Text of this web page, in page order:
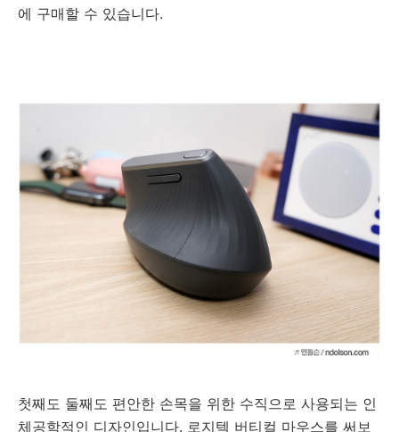
에 구매할 수 있습니다.
첫째도 둘째도 편안한 손목을 위한 수직으로 사용되는 인
체공학적인 디자인입니다. 로지텍 버티컬 마우스를 써보